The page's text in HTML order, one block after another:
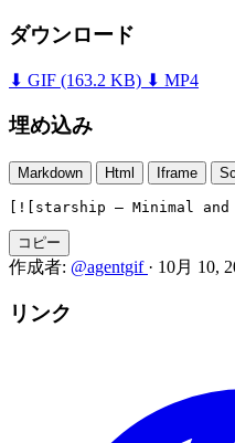
ダウンロード
⬇ GIF (163.2 KB) ⬇ MP4
埋め込み
Markdown Html Iframe
[![starship — Minimal
コピー
作成者: @agentgif · 10月 10,
リンク